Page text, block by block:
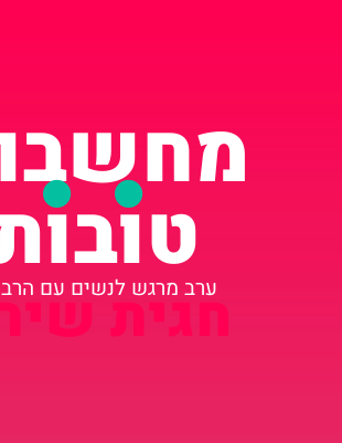
ערב מרגש לנשים עם
חגית